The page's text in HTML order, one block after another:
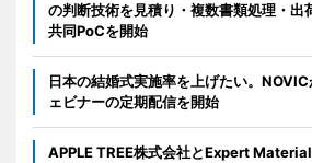
の判断技術を見積り・複数書類処理・出
共同PoCを開始
日本の結婚式実施率を上げたい。
ェビナーの定期配信を開始
APPLE TREE株式会社とExpert